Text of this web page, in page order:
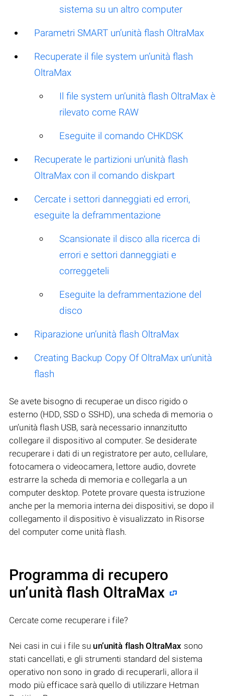
sistema su un altro computer
Parametri SMART un’unità flash OltraMax
Recuperate il file system un’unità flash
OltraMax
Il file system un’unità flash OltraMax è
rilevato come RAW
Eseguite il comando CHKDSK
Recuperate le partizioni un’unità flash
OltraMax con il comando diskpart
Cercate i settori danneggiati ed errori,
eseguite la deframmentazione
Scansionate il disco alla ricerca di
errori e settori danneggiati e
correggeteli
Eseguite la deframmentazione del
disco
Riparazione un’unità flash OltraMax
Creating Backup Copy Of OltraMax un’unità
flash
Se avete bisogno di recuperae un disco rigido o
esterno (HDD, SSD o SSHD), una scheda di memoria o
un’unità flash USB, sarà necessario innanzitutto
collegare il dispositivo al computer. Se desiderate
recuperare i dati di un registratore per auto, cellulare,
fotocamera o videocamera, lettore audio, dovrete
estrarre la scheda di memoria e collegarla a un
computer desktop. Potete provare questa istruzione
anche per la memoria interna dei dispositivi, se dopo il
collegamento il dispositivo è visualizzato in Risorse
del computer come unità flash.
Programma di recupero
un’unità flash OltraMax
Cercate come recuperare i file?
Nei casi in cui i file su un’unità flash OltraMax sono
stati cancellati, e gli strumenti standard del sistema
operativo non sono in grado di recuperarli, allora il
modo più efficace sarà quello di utilizzare Hetman